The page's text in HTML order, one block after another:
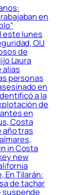
en
este lunes
OIJ
de
Laura
alias
personas
en
a la
de
en
Costa
año tras
in Costa
new
En Tilarán:
de tachar
suspende